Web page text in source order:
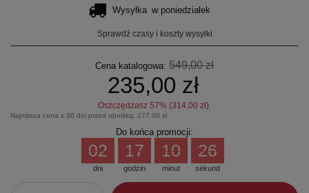
Wysyłka w poniedziałek
Sprawdź czasy i koszty wysyłki
Cena katalogowa: 549,00 zł
235,00 zł
Oszczędzasz 57% (314,00 zł).
Najniższa cena z 30 dni przed obniżką: 277,00 zł
Do końca promocji:
dni
02
godzin
17
minut
10
sekund
25